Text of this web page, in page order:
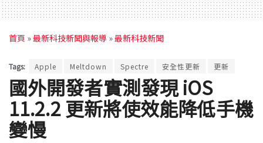
首頁 »最新科技新聞與報導 »最新科技新聞
Tags: Apple Meltdown Spectre 安全性更新 更新
國外開發者實測發現 iOS
11.2.2 更新將使效能降低手機
變慢